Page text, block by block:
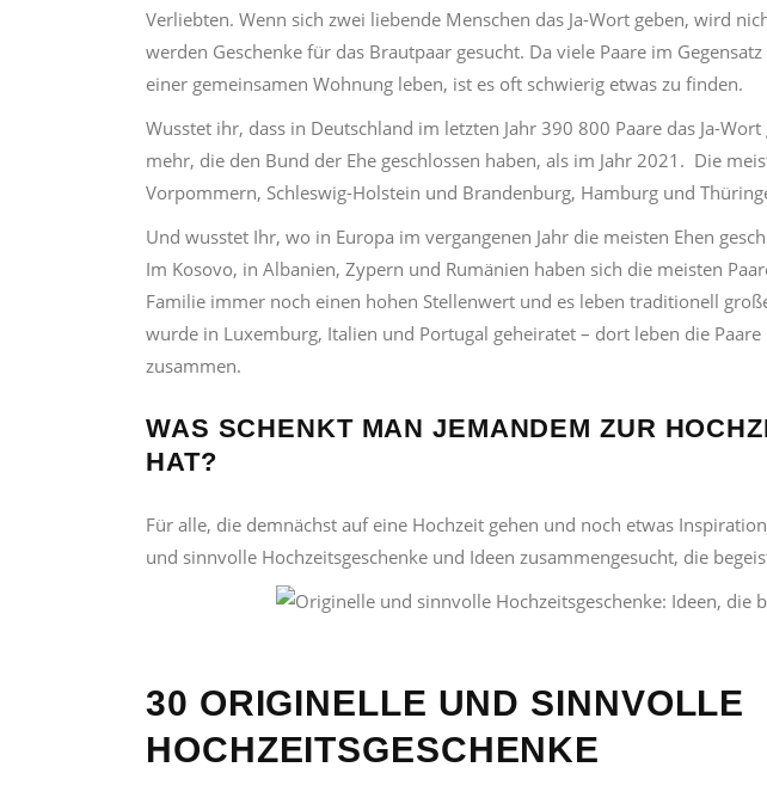
Verliebten. Wenn sich zwei liebende Menschen das Ja-Wort geben, wird
werden Geschenke für das Brautpaar gesucht. Da viele Paare im
einer gemeinsamen Wohnung leben, ist es oft schwierig etwas zu finden.
Wusstet ihr, dass in Deutschland im letzten Jahr 390 800 Paare das Ja-
mehr, die den Bund der Ehe geschlossen haben, als im Jahr 2021. Die
Vorpommern, Schleswig-Holstein und Brandenburg, Hamburg und
Und wusstet Ihr, wo in Europa im vergangenen Jahr die meisten Ehen
Im Kosovo, in Albanien, Zypern und Rumänien haben sich die meisten
Familie immer noch einen hohen Stellenwert und es leben traditionell
wurde in Luxemburg, Italien und Portugal geheiratet – dort leben die
zusammen.
WAS SCHENKT MAN JEMANDEM ZUR
HAT?
Für alle, die demnächst auf eine Hochzeit gehen und noch etwas
und sinnvolle Hochzeitsgeschenke und Ideen zusammengesucht, die
30 ORIGINELLE UND SINNVOLLE
HOCHZEITSGESCHENKE